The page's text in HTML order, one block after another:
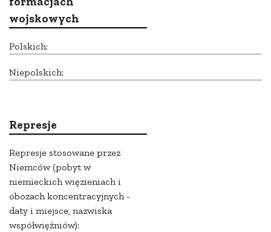
wojskowych
Polskich:
Niepolskich:
Represje
Represje stosowane przez
Niemców (pobyt w
niemieckich więzieniach i
obozach koncentracyjnych -
daty i miejsce, nazwiska
współwięźniów):